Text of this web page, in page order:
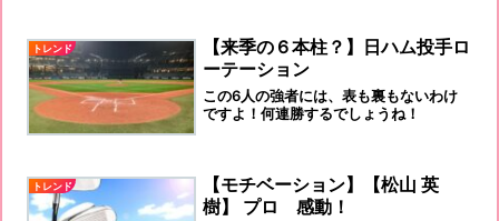
トレンド
【来季の６本柱？】日ハム投手ロ
ーテーション
この6人の強者には、表も裏もないわけ
ですよ！何連勝するでしょうね！
トレンド
【モチベーション】【松山 英
樹】 プロ 感動！